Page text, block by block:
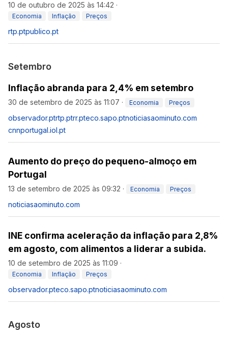
10 de outubro de 2025 às 14:42 ·
Economia Inflação Preços
rtp.ptpublico.pt
Setembro
Inflação abranda para 2,4% em setembro
30 de setembro de 2025 às 11:07 · Economia Preços
observador.ptrtp.ptrr.pteco.sapo.ptnoticiasaominuto.com
cnnportugal.iol.pt
Aumento do preço do pequeno-almoço em
Portugal
13 de setembro de 2025 às 09:32 · Economia Preços
noticiasaominuto.com
INE confirma aceleração da inflação para 2,8%
em agosto, com alimentos a liderar a subida.
10 de setembro de 2025 às 11:09 ·
Economia Inflação Preços
observador.pteco.sapo.ptnoticiasaominuto.com
Agosto